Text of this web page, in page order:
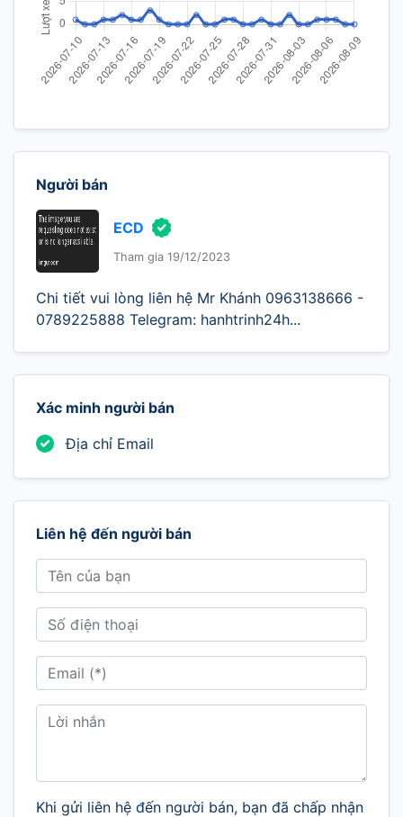
Người bán
ECD
Tham gia 19/12/2023
Chi tiết vui lòng liên hệ Mr Khánh 0963138666 -
0789225888 Telegram: hanhtrinh24h...
Xác minh người bán
Địa chỉ Email
Liên hệ đến người bán
Khi gửi liên hệ đến người bán, bạn đã chấp nhận